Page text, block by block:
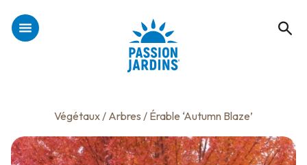
Végétaux/ Arbres / Érable ‘Autumn Blaze’